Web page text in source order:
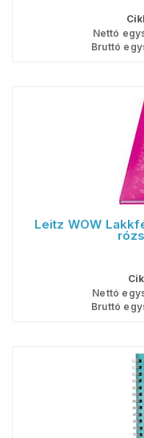
Nettó
Bruttó
Leitz WOW
Nettó
Bruttó